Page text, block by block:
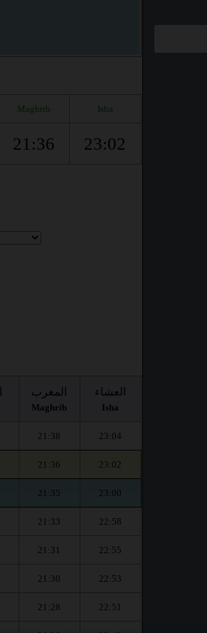
Maghrib Isha
21:36 23:02
المغرب
Maghrib
العشاء
Isha
21:38 23:04
21:36 23:02
21:35 23:00
21:33 22:58
21:31 22:55
21:30 22:53
21:28 22:51